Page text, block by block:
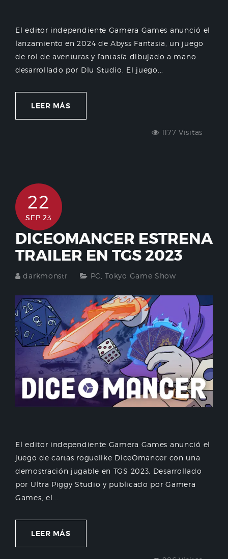
El editor independiente Gamera Games anunció el
lanzamiento en 2024 de Abyss Fantasia, un juego
de rol de aventuras y fantasía dibujado a mano
desarrollado por Dlu Studio. El juego...
LEER MÁS
1177 Visitas
22
SEP 23
DICEOMANCER ESTRENA
TRAILER EN TGS 2023
darkmonstr PC ,Tokyo Game Show
El editor independiente Gamera Games anunció el
juego de cartas roguelike DiceOmancer con una
demostración jugable en TGS 2023. Desarrollado
por Ultra Piggy Studio y publicado por Gamera
Games, el...
LEER MÁS